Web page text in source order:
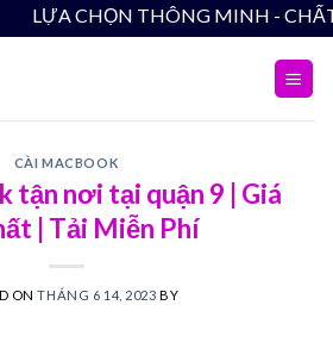
LỰA CHỌN
CÀI MACBOOK
tận nơi tại quận 9 | Giá
| Tải Miễn Phí
ONTHÁNG 6 14, 2023 BY